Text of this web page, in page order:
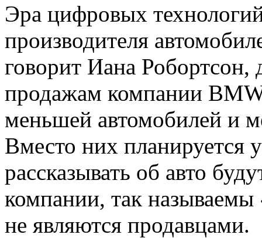
Эра цифровых
производителя
говорит Иана Робортсон,
продажам компании
меньшей автомобилей и
Вместо них планируется
рассказывать об авто
компании, так называемы
не являются продавцами.